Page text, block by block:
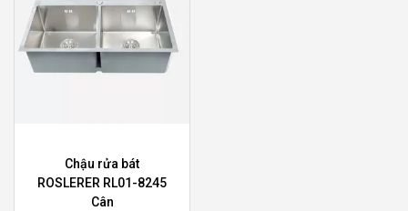
Chậu rửa bát
ROSLERER RL01-8245
Cân